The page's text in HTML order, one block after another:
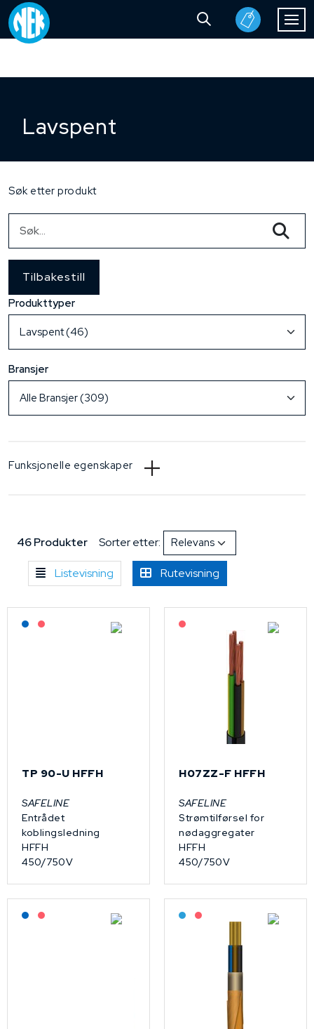
Lavspent
Søk etter produkt
Tilbakestill
Produkttyper
Bransjer
Funksjonelle egenskaper
46 Produkter Sorter etter:
Listevisning Rutevisning
Lagerført: NEK Kabel
På forespørsel
TP 90-U HFFH
SAFELINE
Entrådet
koblingsledning
HFFH
450/750V
H07ZZ-F HFFH
SAFELINE
Strømtilførsel for
nødaggregater
HFFH
450/750V
Lagerført: NEK Kabel
På forespørsel Bestilling: 2-3 uker
På forespørsel